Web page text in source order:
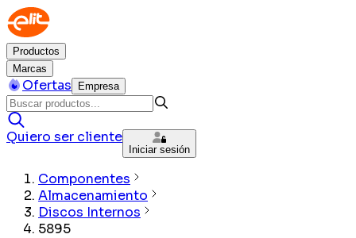
Productos
Marcas
Ofertas Empresa
Quiero ser cliente
Iniciar sesión
Componentes
Almacenamiento
Discos Internos
5895